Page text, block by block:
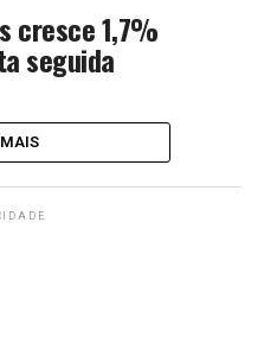
cresce 1,7%
seguida